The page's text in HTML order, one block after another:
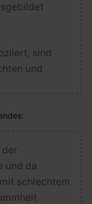
sind
und
der
und da
schlechtem